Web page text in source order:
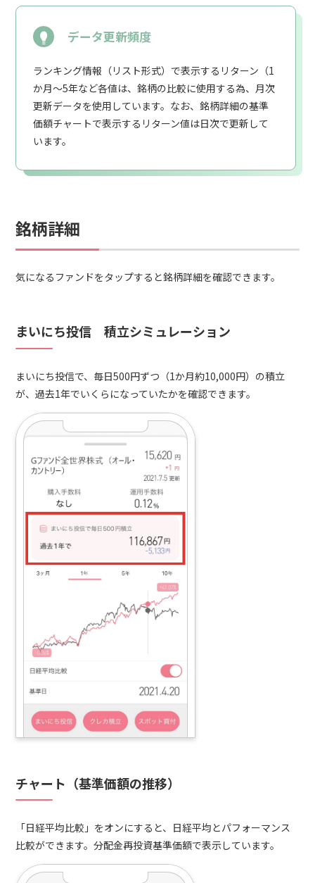
データ更新頻度
ランキング情報（リスト形式）で表示するリターン（1
か月～5年など各値は、銘柄の比較に使用する為、月次
更新データを使用しています。なお、銘柄詳細の基準
価額チャートで表示するリターン値は日次で更新して
います。
銘柄詳細
気になるファンドをタップすると銘柄詳細を確認できます。
まいにち投信 積立シミュレーション
まいにち投信で、毎日500円ずつ（1か月約10,000円）の積立
が、過去1年でいくらになっていたかを確認できます。
チャート（基準価額の推移）
「日経平均比較」をオンにすると、日経平均とパフォーマンス
比較ができます。分配金再投資基準価額で表示しています。